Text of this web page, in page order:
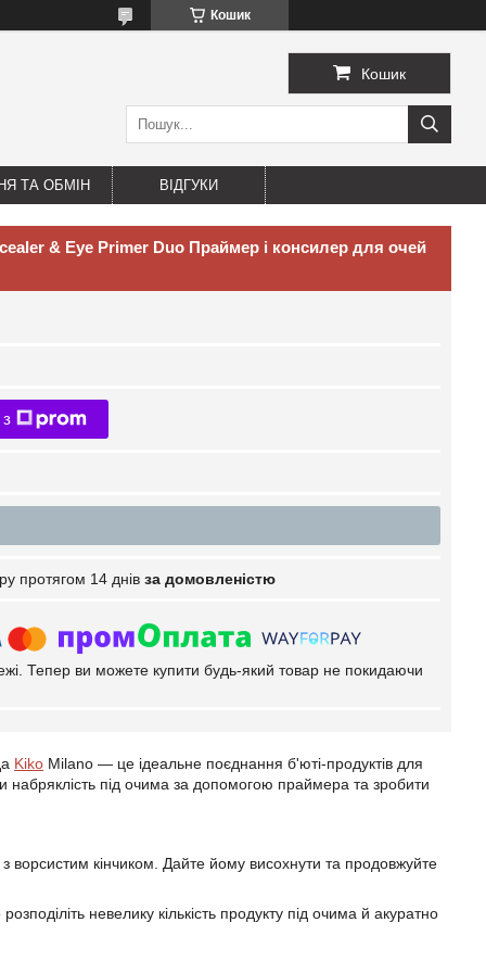
Кошик
Кошик
ТА ОБМІН ВІДГУКИ
& Eye Primer Duo Праймер і консилер для очей
протягом 14 днів за домовленістю
Тепер ви можете купити будь-який товар не покидаючи
Kiko Milano — це ідеальне поєднання б'юті-продуктів для
набряклість під очима за допомогою праймера та зробити
ворсистим кінчиком. Дайте йому висохнути та продовжуйте
невелику кількість продукту під очима й акуратно